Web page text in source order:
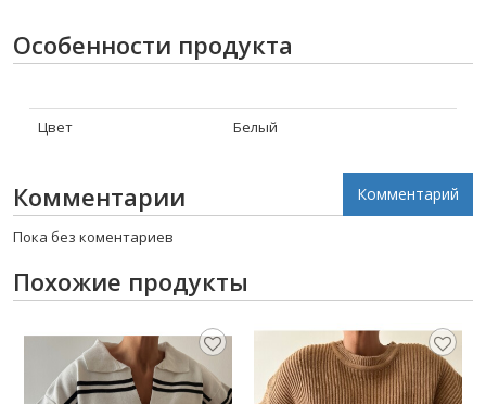
Особенности продукта
Цвет Белый
Комментарии Комментарий
Пока без коментариев
Похожие продукты